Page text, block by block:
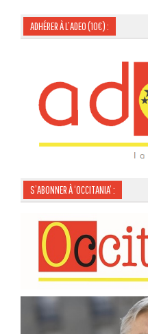
ADHÉRER À L’ADEO (10€) :
S’ABONNER À ‘OCCITANIA’ :